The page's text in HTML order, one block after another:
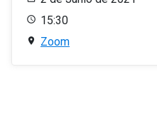
15:30
Zoom